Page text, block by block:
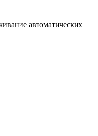
автоматических